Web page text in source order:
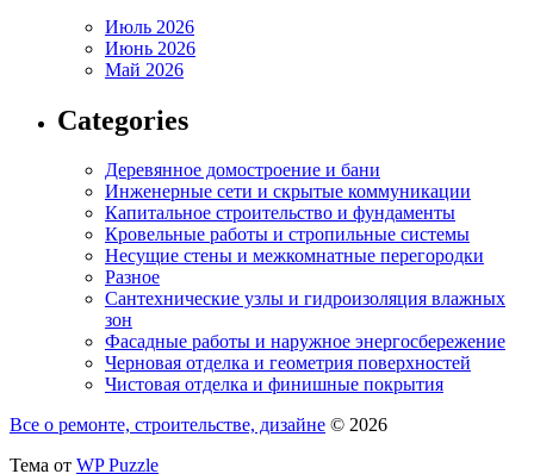
Июль 2026
Июнь 2026
Май 2026
Categories
Деревянное домостроение и бани
Инженерные сети и скрытые коммуникации
Капитальное строительство и фундаменты
Кровельные работы и стропильные системы
Несущие стены и межкомнатные перегородки
Разное
Сантехнические узлы и гидроизоляция влажных
зон
Фасадные работы и наружное энергосбережение
Черновая отделка и геометрия поверхностей
Чистовая отделка и финишные покрытия
Все о ремонте, строительстве, дизайне © 2026
Тема от WP Puzzle